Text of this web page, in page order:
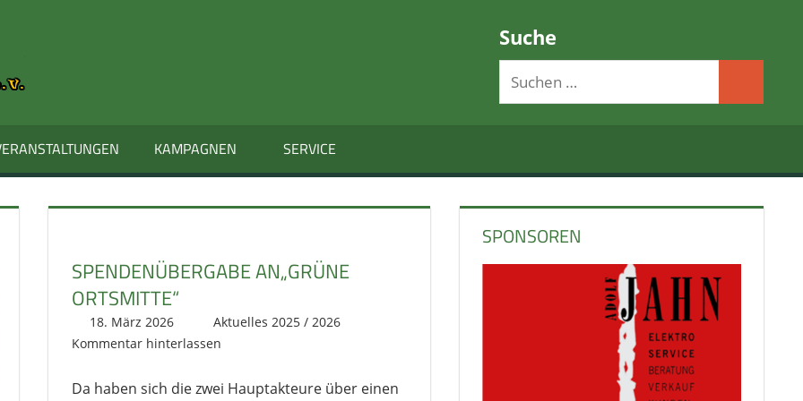
GESELLSCHAFT
E.V.
KARNEVAL
KIRRLACH
Suche
Suchen
KAMPAGNEN SERVICE
SPENDENÜBERGABE AN„GRÜNE
ORTSMITTE“
18. März 2026 literat@kikage.de
Aktuelles 2025 / 2026
Kommentar hinterlassen
Da haben sich die zwei Hauptakteure über einen
SPONSOREN